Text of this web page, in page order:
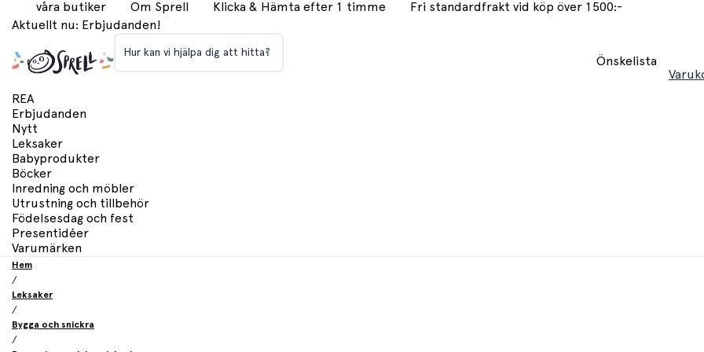
våra butiker Om Sprell Klicka & Hämta efter 1 timme
Fri standardfrakt vid köp över 1500:-
Aktuellt nu: Erbjudanden!
Hur kan vi hjälpa dig att hitta?
Önskelista
REA
Erbjudanden
Nytt
Leksaker
Babyprodukter
Böcker
Inredning och möbler
Utrustning och tillbehör
Födelsesdag och fest
Presentidéer
Varumärken
Hem
/
Leksaker
/
Bygga och snickra
/